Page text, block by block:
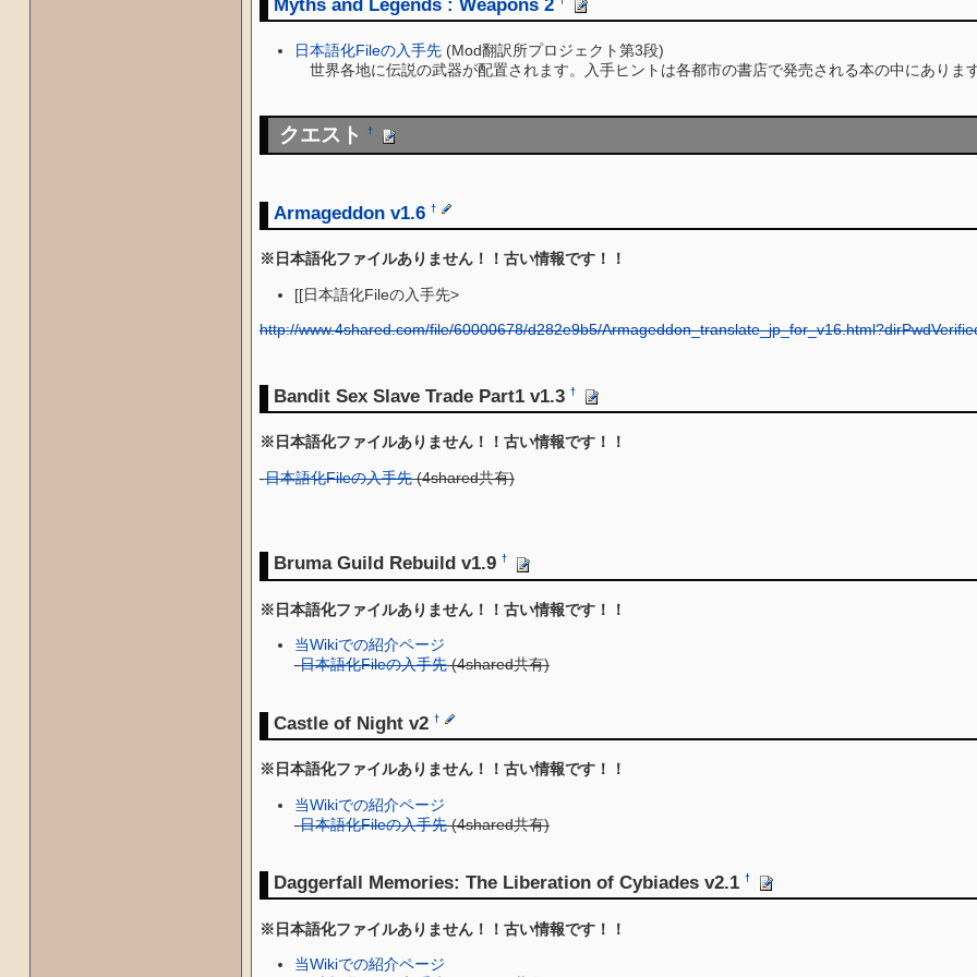
日本語化Fileの入手先(Mod翻訳所プロジェクト第3段)
世界各地に伝説の武器が配置されます。入手ヒントは各都市の書店で発売される本の中にあります
クエスト †
Armageddon v1.6 †
※日本語化ファイルありません！！古い情報です！！
[[日本語化Fileの入手先>
http://www.4shared.com/file/60000678/d282e9b5/
Bandit Sex Slave Trade Part1 v1.3 †
※日本語化ファイルありません！！古い情報です！！
-日本語化Fileの入手先(4shared共有)
Bruma Guild Rebuild v1.9 †
※日本語化ファイルありません！！古い情報です！！
当Wikiでの紹介ページ
-日本語化Fileの入手先(4shared共有)
Castle of Night v2 †
※日本語化ファイルありません！！古い情報です！！
当Wikiでの紹介ページ
-日本語化Fileの入手先(4shared共有)
Daggerfall Memories: The Liberation of Cybiades v2.1 †
※日本語化ファイルありません！！古い情報です！！
当Wikiでの紹介ページ